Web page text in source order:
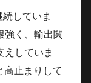
していま
強く、輸出関
えしていま
高止まりして